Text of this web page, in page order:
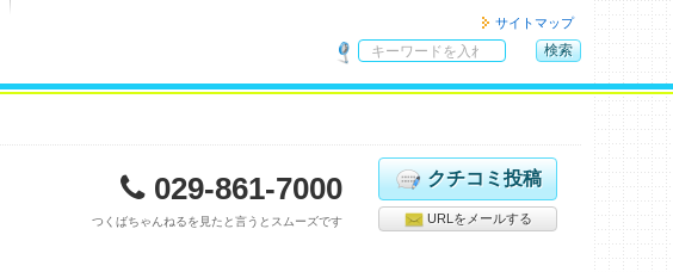
サイトマップ
内
索
検索
029-861-7000
つくばちゃんねるを見たと言うとスムーズです
クチコミ投稿
URLをメールする